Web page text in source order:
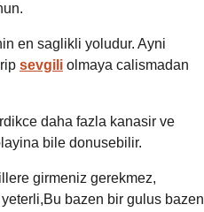
en saglikli yoludur. Ayni
sevgili olmaya calismadan
daha fazla kanasir ve
bile donusebilir.
girmeniz gerekmez,
bazen bir gulus bazen